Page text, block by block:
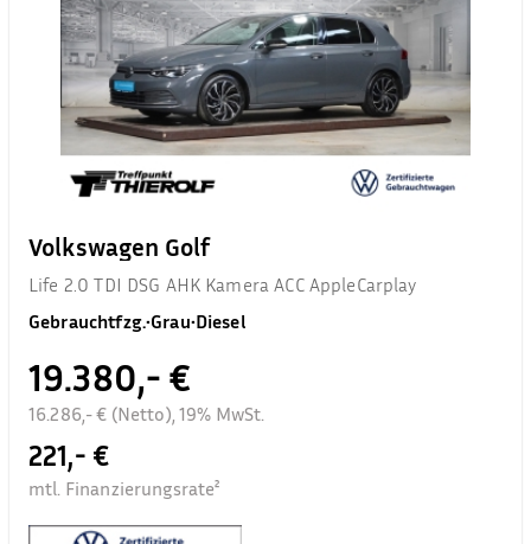
Volkswagen Golf
Life 2.0 TDI DSG AHK Kamera ACC AppleCarplay
Gebrauchtfzg.•Grau•Diesel
19.380,- €
16.286,- € (Netto), 19% MwSt.
221,- €
mtl. Finanzierungsrate²